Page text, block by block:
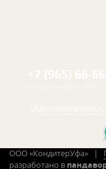
ООО «КондитерУфа» |
разработано в